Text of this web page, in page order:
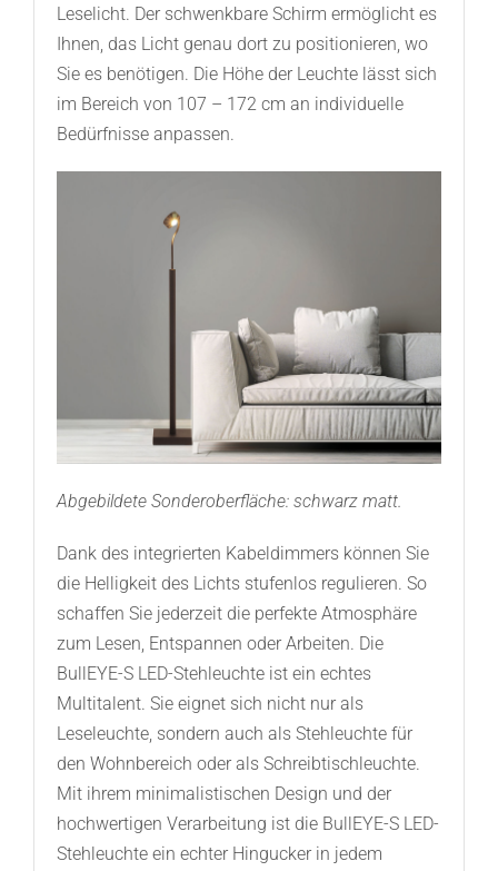
Leselicht. Der schwenkbare Schirm ermöglicht es
Ihnen, das Licht genau dort zu positionieren, wo
Sie es benötigen. Die Höhe der Leuchte lässt sich
im Bereich von 107 – 172 cm an individuelle
Bedürfnisse anpassen.
Abgebildete Sonderoberfläche: schwarz matt.
Dank des integrierten Kabeldimmers können Sie
die Helligkeit des Lichts stufenlos regulieren. So
schaffen Sie jederzeit die perfekte Atmosphäre
zum Lesen, Entspannen oder Arbeiten. Die
BullEYE-S LED-Stehleuchte ist ein echtes
Multitalent. Sie eignet sich nicht nur als
Leseleuchte, sondern auch als Stehleuchte für
den Wohnbereich oder als Schreibtischleuchte.
Mit ihrem minimalistischen Design und der
hochwertigen Verarbeitung ist die BullEYE-S LED-
Stehleuchte ein echter Hingucker in jedem